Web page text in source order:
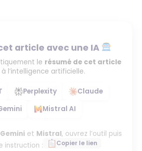
article avec une IA
le résumé de cet article
l’intelligence artificielle.
Perplexity
Claude
Mistral AI
Gemini et Mistral, ouvrez l’outil puis
instruction :
Copier le lien